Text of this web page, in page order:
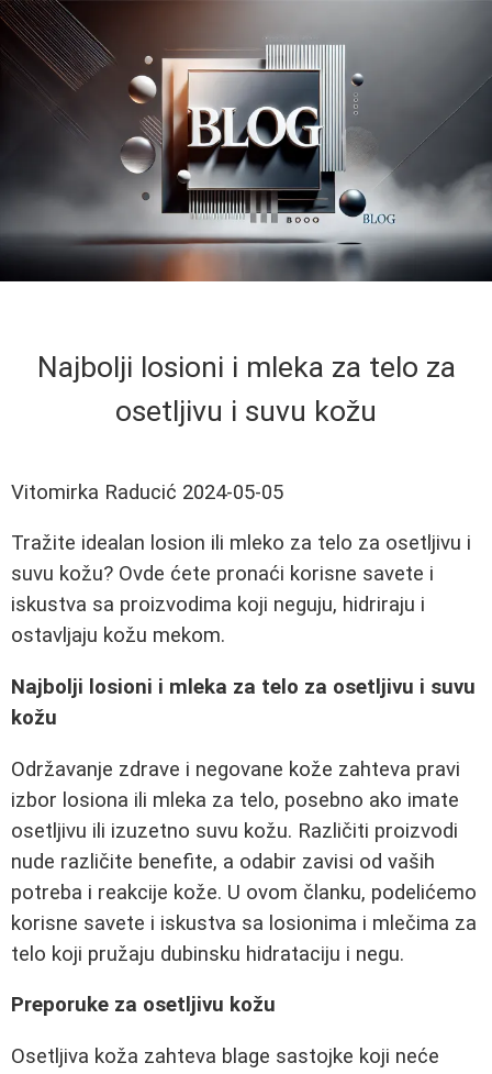
Najbolji losioni i mleka za telo za
osetljivu i suvu kožu
Vitomirka Raducić 2024-05-05
Tražite idealan losion ili mleko za telo za osetljivu i
suvu kožu? Ovde ćete pronaći korisne savete i
iskustva sa proizvodima koji neguju, hidriraju i
ostavljaju kožu mekom.
Najbolji losioni i mleka za telo za osetljivu i suvu
kožu
Održavanje zdrave i negovane kože zahteva pravi
izbor losiona ili mleka za telo, posebno ako imate
osetljivu ili izuzetno suvu kožu. Različiti proizvodi
nude različite benefite, a odabir zavisi od vaših
potreba i reakcije kože. U ovom članku, podelićemo
korisne savete i iskustva sa losionima i mlečima za
telo koji pružaju dubinsku hidrataciju i negu.
Preporuke za osetljivu kožu
Osetljiva koža zahteva blage sastojke koji neće